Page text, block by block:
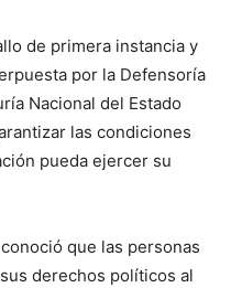
de primera instancia y
por la Defensoría
Nacional del Estado
las condiciones
pueda ejercer su
que las personas
derechos políticos al